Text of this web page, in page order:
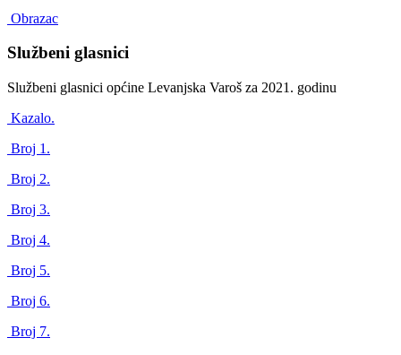
Obrazac
Službeni glasnici
Službeni glasnici općine Levanjska Varoš za 2021. godinu
Kazalo.
Broj 1.
Broj 2.
Broj 3.
Broj 4.
Broj 5.
Broj 6.
Broj 7.